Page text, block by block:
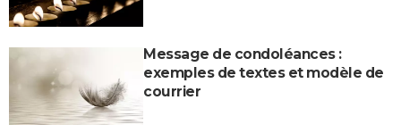
Message de condoléances :
exemples de textes et modèle de
courrier